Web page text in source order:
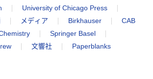
University of Chicago Press
メディア Birkhauser
CAB
Springer Basel
文響社 Paperblanks